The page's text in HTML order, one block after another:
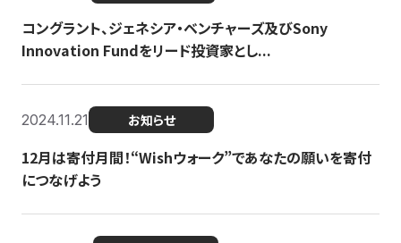
コングラント、ジェネシア・ベンチャーズ及びSony
Innovation Fundをリード投資家とし...
2024.11.21 お知らせ
12月は寄付月間！“Wishウォーク”であなたの願いを寄付
につなげよう